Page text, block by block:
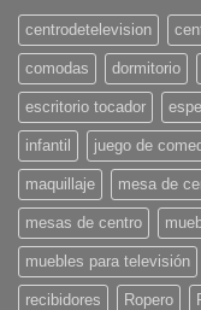
para
el
Verano
2025:
¡Pon
tu
casa
en
onda!
centrodetelevision
comodas dormitorio
escritorio tocador
infantil juego de
maquillaje mesa de
mesas de centro
muebles para televisión
recibidores Ropero